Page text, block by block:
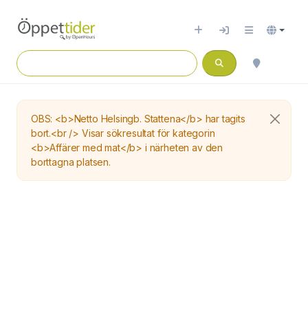
OBS: <b>Netto Helsingb. Stattena</b> har tagits
bort.<br /> Visar sökresultat för kategorin
<b>Affärer med mat</b> i närheten av den
borttagna platsen.